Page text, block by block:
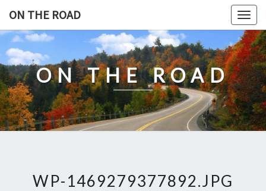
content
ON THE ROAD
ON THE ROAD
WP-1469279377892.JPG